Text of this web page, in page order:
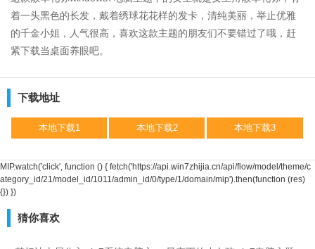
着一头黑色的长发，戴着绣球花花样的发卡，清纯美丽，举止优雅
的千金小姐，人气很高，喜欢这款主题的朋友们不要错过了哦，赶
紧下载当桌面养眼吧。
下载地址
本地下载1 本地下载2 本地下载3
MIP.watch('click', function () { fetch('https://api.win7zhijia.cn/api/flow/model/theme/c
ategory_id/21/model_id/1011/admin_id/0/type/1/domain/mip').then(function (res)
{}) })
猜你喜欢